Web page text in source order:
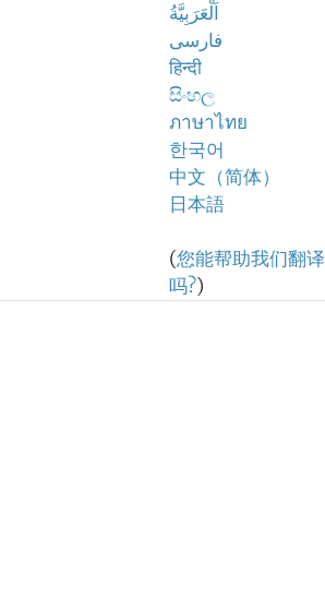
اَلْعَرَبِيَّةُ
فارسی
हिन्दी
සිංහල
ภาษาไทย
한국어
中文（简体）
日本語
(您能帮助我们翻译
吗?)